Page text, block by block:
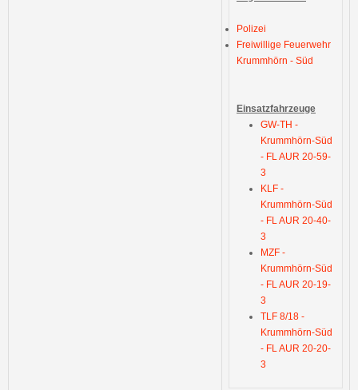
Polizei
Freiwillige Feuerwehr
Krummhörn - Süd
Einsatzfahrzeuge
GW-TH -
Krummhörn-Süd
- FL AUR 20-59-
3
KLF -
Krummhörn-Süd
- FL AUR 20-40-
3
MZF -
Krummhörn-Süd
- FL AUR 20-19-
3
TLF 8/18 -
Krummhörn-Süd
- FL AUR 20-20-
3